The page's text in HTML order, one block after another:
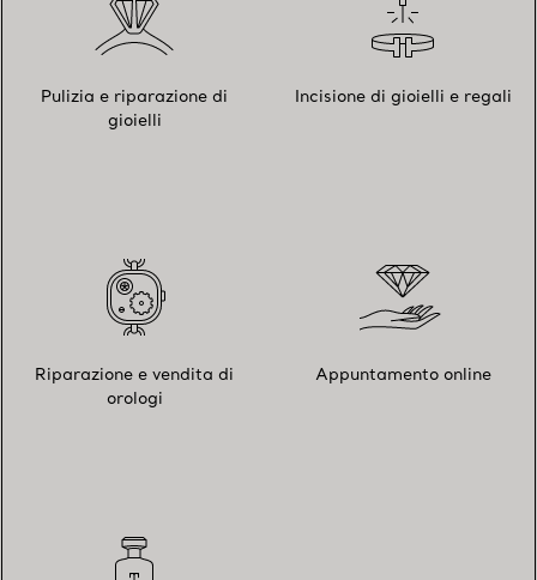
Pulizia e riparazione di
gioielli
Incisione di gioielli e regali
Riparazione e vendita di
orologi
Appuntamento online